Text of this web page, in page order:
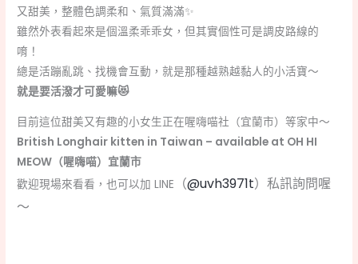
又甜美，整體色調柔和、氣質滿滿✨
雖然外表看起來是個溫柔乖乖女，但其實個性可是調皮路線的
唷！
總是活蹦亂跳、找機會互動，就是那種越熟越黏人的小活寶～
就是要活潑才可愛嘛😻
目前這位甜美又有趣的小女生正在喔嗨喵社（宜蘭市）等家中～
British Longhair kitten in Taiwan – available at OH HI
MEOW（喔嗨喵）宜蘭市
歡迎現場來看看，也可以加 LINE
（@uvh3971t）私訊詢問喔
～